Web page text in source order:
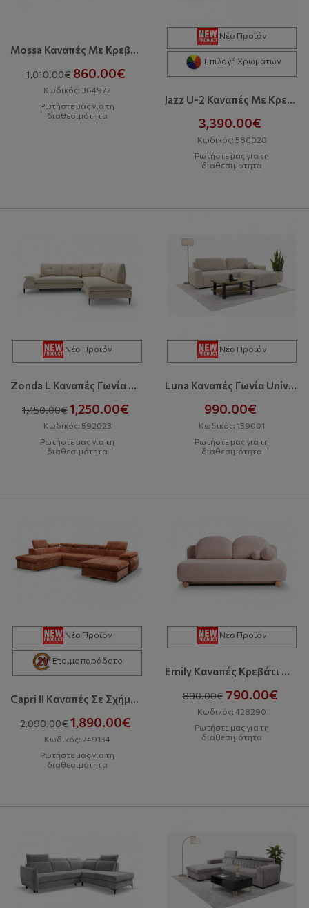
Mossa Καναπές Με Κρεβάτι Και Αποθηκευτικό Χώρο
1,010.00€ 860.00€
Κωδικός: 364972
Ρωτήστε μας για τη
διαθεσιμότητα
Νέο Προϊόν
Επιλογή Χρωμάτων
Jazz U-2 Καναπές Με Κρεβάτι & Αποθηκευτικό Χώρο
3,390.00€
Κωδικός: 580020
Ρωτήστε μας για τη
διαθεσιμότητα
Νέο Προϊόν
Zonda L Καναπές Γωνία Με Κρεβάτι Και Αποθηκευτικό Χώρο
1,450.00€1,250.00€
Κωδικός: 592023
Ρωτήστε μας για τη
διαθεσιμότητα
Νέο Προϊόν
Luna Καναπές Γωνία Universal Με Κρεβάτι Και Αποθηκευτικό Χώρο
990.00€
Κωδικός: 139001
Ρωτήστε μας για τη
διαθεσιμότητα
Νέο Προϊόν
Ετοιμοπαράδοτο
Capri II Kαναπές Σε Σχήμα Π Με Κρεβάτι Και Αποθηκευτικό Χώρο
2,090.00€1,890.00€
Κωδικός: 249134
Ρωτήστε μας για τη
διαθεσιμότητα
Νέο Προϊόν
Emily Kαναπές Kρεβάτι Mε Aποθηκευτικό Xώρο
890.00€ 790.00€
Κωδικός: 428290
Ρωτήστε μας για τη
διαθεσιμότητα